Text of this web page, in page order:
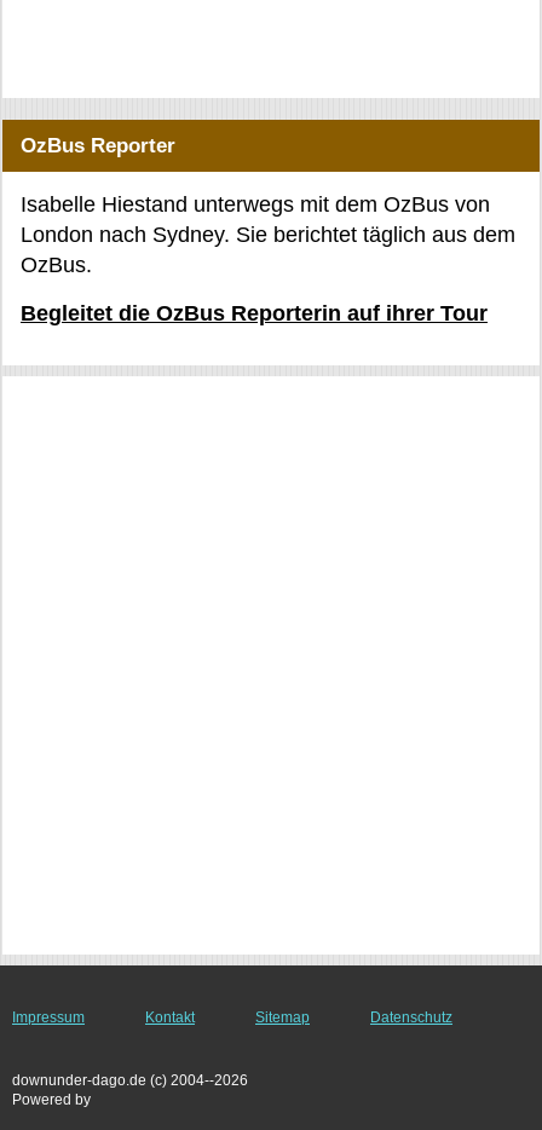
OzBus Reporter
Isabelle Hiestand unterwegs mit dem OzBus von
London nach Sydney. Sie berichtet täglich aus dem
OzBus.
Begleitet die OzBus Reporterin auf ihrer Tour
Impressum Kontakt Sitemap Datenschutz
downunder-dago.de (c) 2004--2026
Powered by